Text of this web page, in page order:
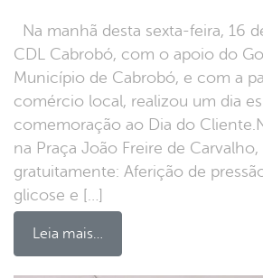
Na manhã desta sexta-feira, 16 de setembro, a
CDL Cabrobó, com o apoio do
Município de Cabrobó, e com a
comércio local, realizou um dia
comemoração ao Dia do
na Praça João Freire de
gratuitamente: Aferição de
glicose e […]
Leia mais…